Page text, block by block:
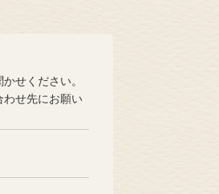
せください。
せ先にお願い